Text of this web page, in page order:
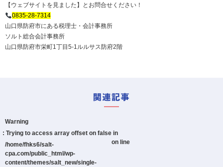
【ウェブサイトを見ました】とお問合せください！
0835-28-7314
山口県防府市にある税理士・会計事務所
ソルト総合会計事務所
山口県防府市栄町1丁目5-1ルルサス防府2階
Warning
: Trying to access array offset on false in
/home/fhks6/salt-
cpa.com/public_html/wp-
content/themes/salt_new/single-
on line